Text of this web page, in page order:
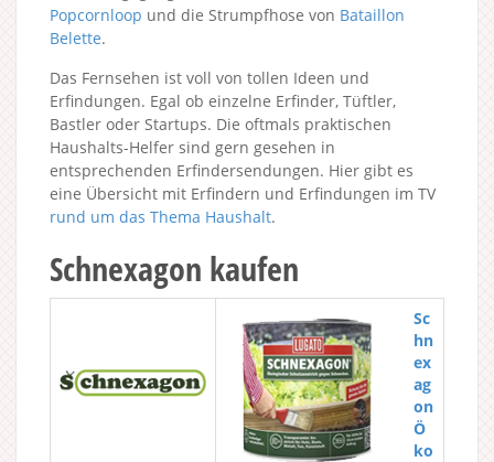
Popcornloop und die Strumpfhose von Bataillon
Belette.
Das Fernsehen ist voll von tollen Ideen und
Erfindungen. Egal ob einzelne Erfinder, Tüftler,
Bastler oder Startups. Die oftmals praktischen
Haushalts-Helfer sind gern gesehen in
entsprechenden Erfindersendungen. Hier gibt es
eine Übersicht mit Erfindern und Erfindungen im TV
rund um das Thema Haushalt.
Schnexagon kaufen
Sc
hn
ex
ag
on
Ö
ko